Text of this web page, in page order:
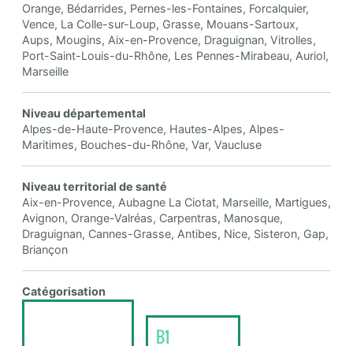
Orange, Bédarrides, Pernes-les-Fontaines, Forcalquier,
Vence, La Colle-sur-Loup, Grasse, Mouans-Sartoux,
Aups, Mougins, Aix-en-Provence, Draguignan, Vitrolles,
Port-Saint-Louis-du-Rhône, Les Pennes-Mirabeau, Auriol,
Marseille
Niveau départemental
Alpes-de-Haute-Provence, Hautes-Alpes, Alpes-
Maritimes, Bouches-du-Rhône, Var, Vaucluse
Niveau territorial de santé
Aix-en-Provence, Aubagne La Ciotat, Marseille, Martigues,
Avignon, Orange-Valréas, Carpentras, Manosque,
Draguignan, Cannes-Grasse, Antibes, Nice, Sisteron, Gap,
Briançon
Catégorisation
B1